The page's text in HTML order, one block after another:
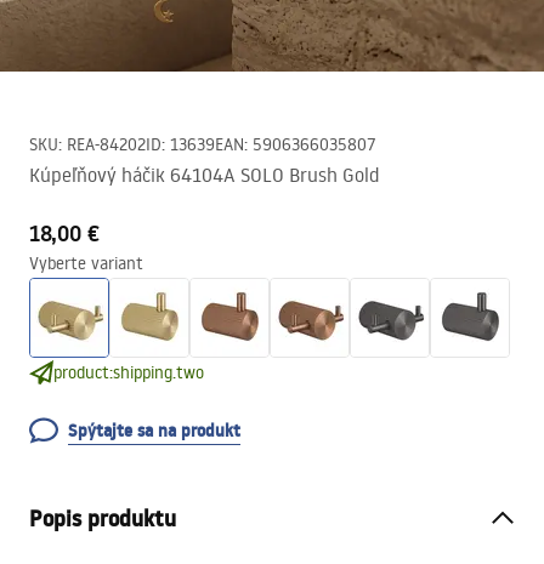
SKU: REA-84202ID: 13639EAN: 5906366035807
Kúpeľňový háčik 64104A SOLO Brush Gold
18,00 €
Vyberte variant
product:shipping.two
Spýtajte sa na produkt
Popis produktu